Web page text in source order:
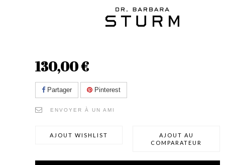
130,00 €
Partager Pinterest
ENVOYER À UN AMI
AJOUT WISHLIST
AJOUT AU
COMPARATEUR